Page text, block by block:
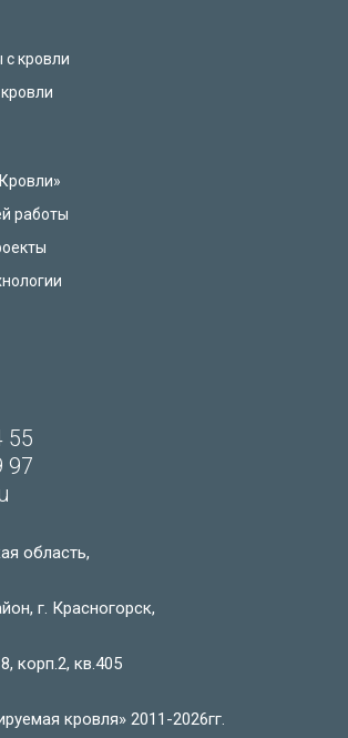
кровли
работы
55
97
область,
г. Красногорск,
корп.2, кв.405
кровля» 2011-2026гг.